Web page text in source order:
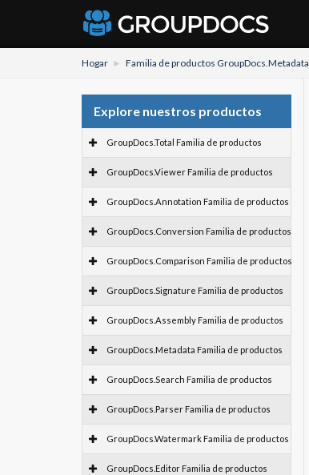
Hogar Familia de productos GroupDocs.Metadata
Explore nuestros productos
GroupDocs.Total Familia de productos
GroupDocs.Viewer Familia de productos
GroupDocs.Annotation Familia de productos
GroupDocs.Conversion Familia de productos
GroupDocs.Comparison Familia de productos
GroupDocs.Signature Familia de productos
GroupDocs.Assembly Familia de productos
GroupDocs.Metadata Familia de productos
GroupDocs.Search Familia de productos
GroupDocs.Parser Familia de productos
GroupDocs.Watermark Familia de productos
GroupDocs.Editor Familia de productos